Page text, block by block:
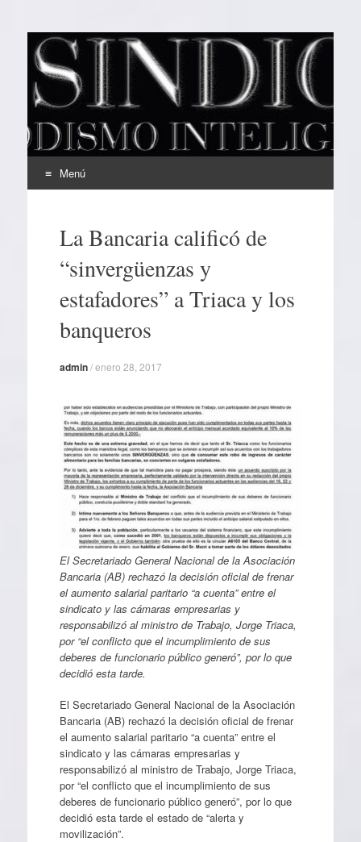
EL SINDICAL
Periodismo Inteligente
Menú
contenidoLa Bancaria calificó de
“sinvergüenzas y
estafadores” a Triaca y los
banqueros
admin/enero 28, 2017
El Secretariado General Nacional de la Asociación
Bancaria (AB) rechazó la decisión oficial de frenar
el aumento salarial paritario “a cuenta” entre el
sindicato y las cámaras empresarias y
responsabilizó al ministro de Trabajo, Jorge Triaca,
por “el conflicto que el incumplimiento de sus
deberes de funcionario público generó”, por lo que
decidió esta tarde.
El Secretariado General Nacional de la Asociación
Bancaria (AB) rechazó la decisión oficial de frenar
el aumento salarial paritario “a cuenta” entre el
sindicato y las cámaras empresarias y
responsabilizó al ministro de Trabajo, Jorge Triaca,
por “el conflicto que el incumplimiento de sus
deberes de funcionario público generó”, por lo que
decidió esta tarde el estado de “alerta y
movilización”.